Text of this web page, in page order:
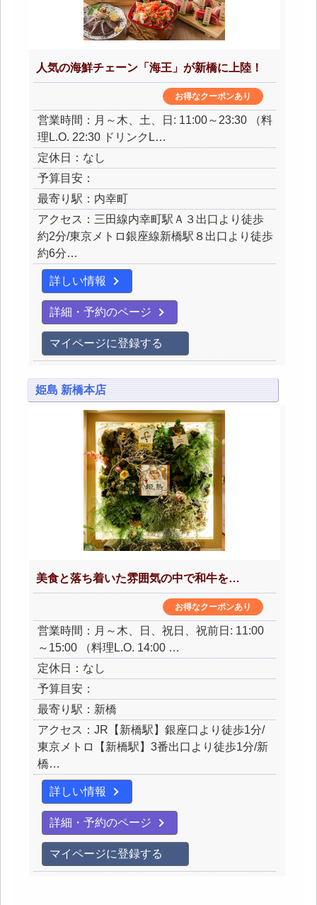
人気の海鮮チェーン「海王」が新橋に上陸！
お得なクーポンあり
営業時間：月～木、土、日: 11:00～23:30 （料
理L.O. 22:30 ドリンクL…
定休日：なし
予算目安：
最寄り駅：内幸町
アクセス：三田線内幸町駅Ａ３出口より徒歩
約2分/東京メトロ銀座線新橋駅８出口より徒歩
約6分…
詳しい情報
詳細・予約のページ
マイページに登録する
姫島 新橋本店
美食と落ち着いた雰囲気の中で和牛を…
お得なクーポンあり
営業時間：月～木、日、祝日、祝前日: 11:00
～15:00 （料理L.O. 14:00 …
定休日：なし
予算目安：
最寄り駅：新橋
アクセス：JR【新橋駅】銀座口より徒歩1分/
東京メトロ【新橋駅】3番出口より徒歩1分/新
橋…
詳しい情報
詳細・予約のページ
マイページに登録する